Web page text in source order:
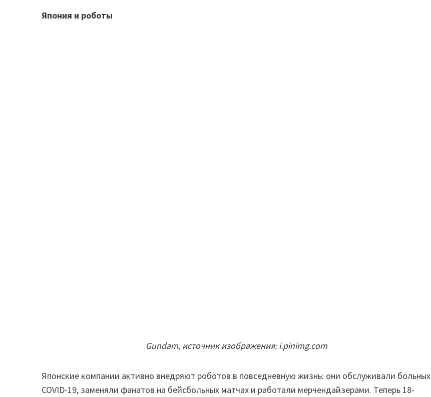
Япония и роботы
Gundam, источник изображения: i.pinimg.com
Японские компании активно внедряют роботов в повседневную жизнь: они обслуживали больных
COVID-19, заменяли фанатов на бейсбольных матчах и работали мерчендайзерами. Теперь 18-